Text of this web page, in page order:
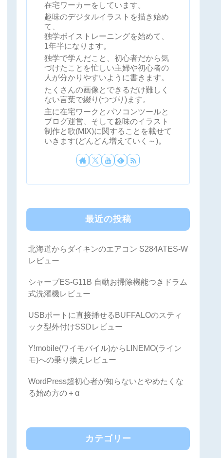
在宅ワーカーをしています。
趣味のデジタルイラストを描き始め
て、
独学ボイストレーニングを始めて、
1年半になります。
独学で学んだこと、初心者だから気
づけたことを忙しい主婦や初心者の
人が分かりやすいように書きます。
たくさんの画像とできるだけ難しく
ない言葉で綴り(つづり)ます。
主に在宅ワークとパソコンツールと
ブログ運営、そして趣味のイラスト
制作と歌(MIX)に関することを載せて
いきます(どんどん増えていく～)。
最近の投稿
北海道からダイキンのエアコン S284ATES-W
レビュー
シャープES-G11B 自動お掃除機能つきドラム
式洗濯機レビュー
USBポートに直接挿せるBUFFALOのスティ
ック型外付けSSDレビュー
Y!mobile(ワイモバイル)からLINEMO(ライン
モ)への乗り換えレビュー
WordPress超初心者が知らないとやめたくな
る始め方の＋α
カテゴリー